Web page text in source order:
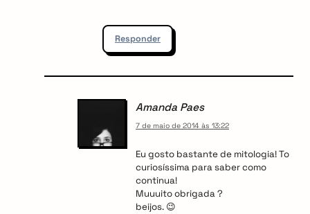
Responder
Amanda Paes
7 de maio de 2014 às 13:22
Eu gosto bastante de mitologia! To
curiosíssima para saber como
continua!
Muuuito obrigada ?
beijos. 😉